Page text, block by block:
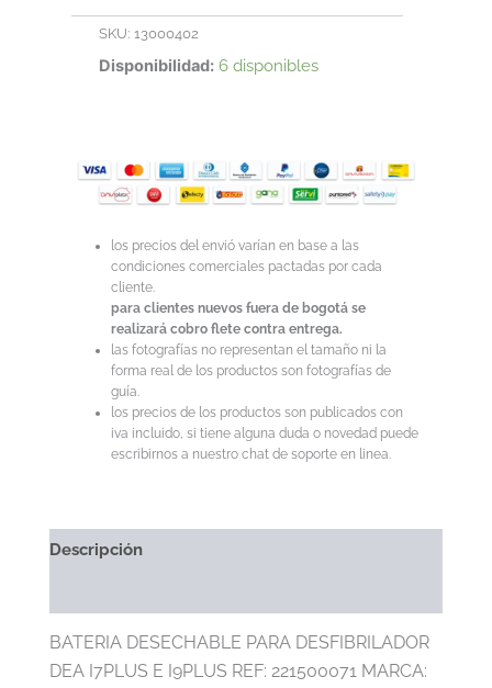
cantidad
SKU: 13000402
Disponibilidad: 6 disponibles
los precios del envió varían en base a las
condiciones comerciales pactadas por cada
cliente.
para clientes nuevos fuera de bogotá se
realizará cobro flete contra entrega.
las fotografías no representan el tamaño ni la
forma real de los productos son fotografías de
guía.
los precios de los productos son publicados con
iva incluido, si tiene alguna duda o novedad puede
escribirnos a nuestro chat de soporte en linea.
Descripción
BATERIA DESECHABLE PARA DESFIBRILADOR
DEA I7PLUS E I9PLUS REF: 221500071 MARCA: